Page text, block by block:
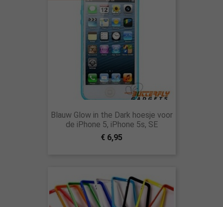
Blauw Glow in the Dark hoesje voor
de iPhone 5, iPhone 5s, SE
€ 6,95